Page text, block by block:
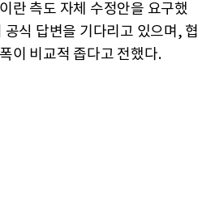
란 측도 자체 수정안을 요구했
공식 답변을 기다리고 있으며, 협
이 비교적 좁다고 전했다.